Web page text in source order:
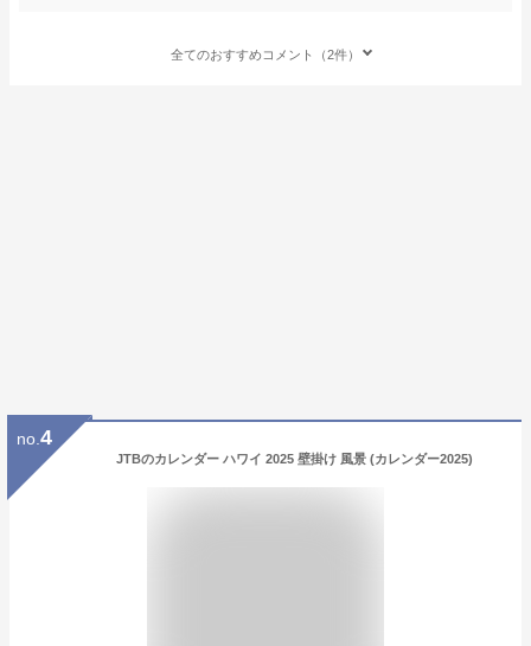
全てのおすすめコメント（2件）
no. 4
JTBのカレンダー ハワイ 2025 壁掛け 風景 (カレンダー2025)